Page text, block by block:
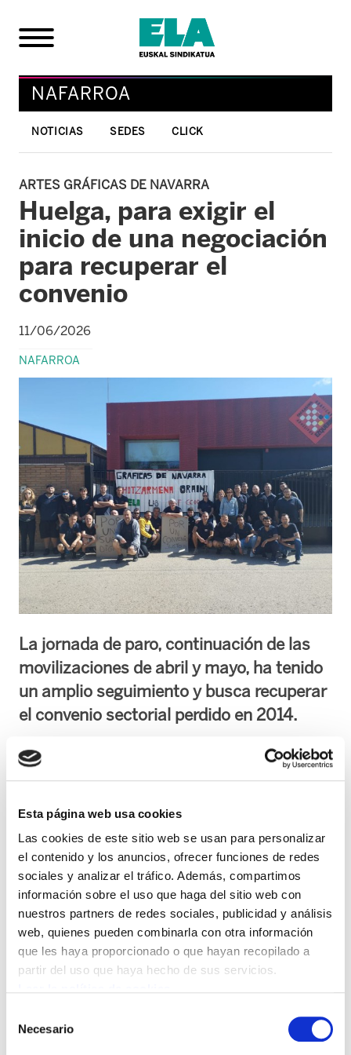
Esta página web usa cookies
Las cookies de este sitio web se usan para personalizar
el contenido y los anuncios, ofrecer funciones de redes
sociales y analizar el tráfico. Además, compartimos
información sobre el uso que haga del sitio web con
nuestros partners de redes sociales, publicidad y análisis
web, quienes pueden combinarla con otra información
que les haya proporcionado o que hayan recopilado a
partir del uso que haya hecho de sus servicios.
Necesario
NAFARROA
NOTICIAS SEDES CLICK
ARTES GRÁFICAS DE NAVARRA
Huelga, para exigir el
inicio de una negociación
para recuperar el
convenio
11/06/2026
NAFARROA
La jornada de paro, continuación de las
movilizaciones de abril y mayo, ha tenido
un amplio seguimiento y busca recuperar
el convenio sectorial perdido en 2014.
Las trabajadoras y trabajadores del sector de
las artes gráficas de Navarra han secundado
patronal que abra de inmediato una mesa de
negociación y permita recuperar el convenio
provincial del sector. Según los sindicatos
convocantes, ha registrado un seguimiento
muy positivo.
En la actualidad, alrededor de 2.000 personas
trabajan en el sector. Desde 2014, cuando
laborales se regulan a través del convenio
estatal, una situación que la plantilla quiere